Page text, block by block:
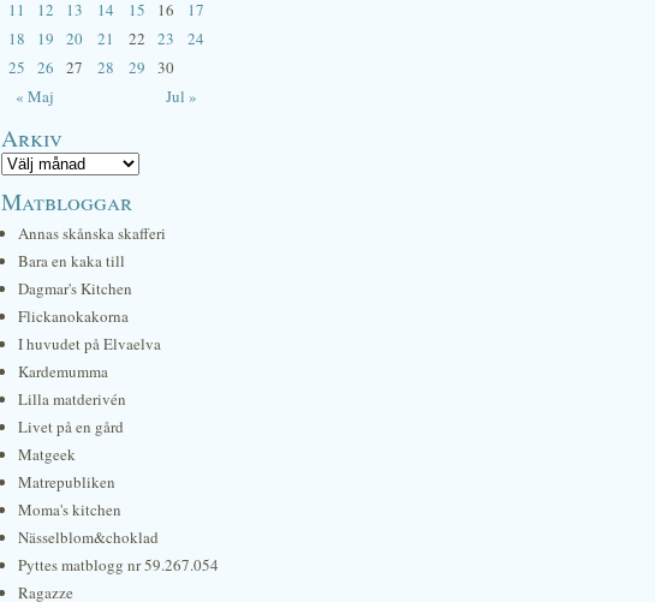
« Maj Jul »
11
12 13 14 15 16
17
18
19 20 21 22 23
24
25
26 27 28 29 30
Arkiv
Matbloggar
Annas skånska skafferi
Bara en kaka till
Dagmar's Kitchen
Flickanokakorna
I huvudet på Elvaelva
Kardemumma
Lilla matderivén
Livet på en gård
Matgeek
Matrepubliken
Moma's kitchen
Nässelblom&choklad
Pyttes matblogg nr 59.267.054
Ragazze